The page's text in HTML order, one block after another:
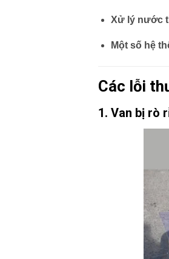
Xử lý nước
Một số hệ
Các lỗi
1. Van bị rò